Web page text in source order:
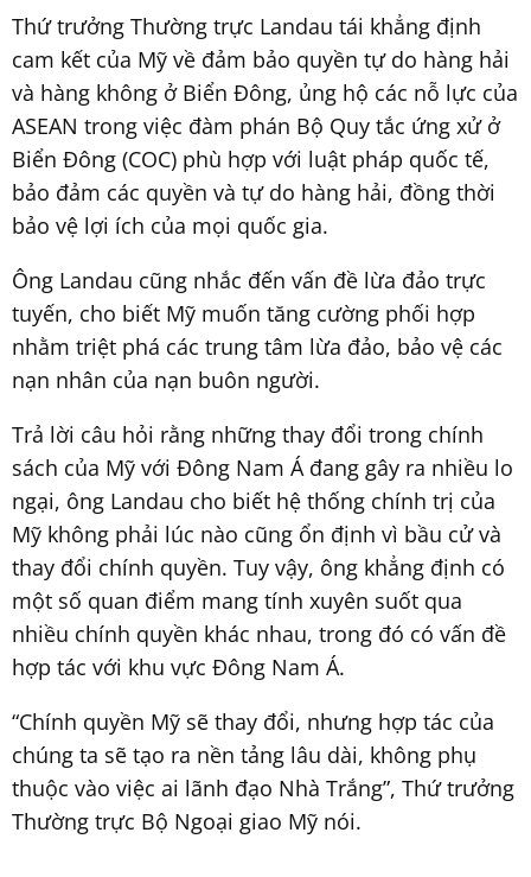
Thứ trưởng Thường trực Landau tái khẳng định
cam kết của Mỹ về đảm bảo quyền tự do hàng hải
và hàng không ở Biển Đông, ủng hộ các nỗ lực của
ASEAN trong việc đàm phán Bộ Quy tắc ứng xử ở
Biển Đông (COC) phù hợp với luật pháp quốc tế,
bảo đảm các quyền và tự do hàng hải, đồng thời
bảo vệ lợi ích của mọi quốc gia.
Ông Landau cũng nhắc đến vấn đề lừa đảo trực
tuyến, cho biết Mỹ muốn tăng cường phối hợp
nhằm triệt phá các trung tâm lừa đảo, bảo vệ các
nạn nhân của nạn buôn người.
Trả lời câu hỏi rằng những thay đổi trong chính
sách của Mỹ với Đông Nam Á đang gây ra nhiều lo
ngại, ông Landau cho biết hệ thống chính trị của
Mỹ không phải lúc nào cũng ổn định vì bầu cử và
thay đổi chính quyền. Tuy vậy, ông khẳng định có
một số quan điểm mang tính xuyên suốt qua
nhiều chính quyền khác nhau, trong đó có vấn đề
hợp tác với khu vực Đông Nam Á.
“Chính quyền Mỹ sẽ thay đổi, nhưng hợp tác của
chúng ta sẽ tạo ra nền tảng lâu dài, không phụ
thuộc vào việc ai lãnh đạo Nhà Trắng”, Thứ trưởng
Thường trực Bộ Ngoại giao Mỹ nói.